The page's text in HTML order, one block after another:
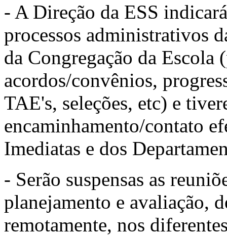
- A Direção da ESS
processos administrativos
da Congregação da Escola
acordos/convênios,
TAE's, seleções, etc) e
encaminhamento/contato
Imediatas e dos
- Serão suspensas as
planejamento e avaliação,
remotamente, nos